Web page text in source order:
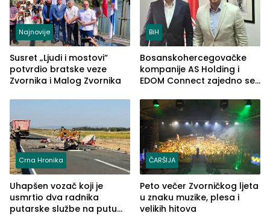
Najnovije
Susret „Ljudi i mostovi“
potvrdio bratske veze
Zvornika i Malog Zvornika
BiH
Bosanskohercegovačke
kompanije AS Holding i
EDOM Connect zajedno se
Crna Hronika
Uhapšen vozač koji je
usmrtio dva radnika
putarske službe na putu
ČARŠIJA
Peto večer Zvorničkog ljeta
u znaku muzike, plesa i
velikih hitova